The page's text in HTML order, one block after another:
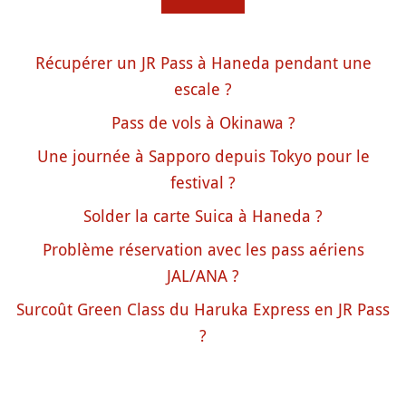
Récupérer un JR Pass à Haneda pendant une
escale ?
Pass de vols à Okinawa ?
Une journée à Sapporo depuis Tokyo pour le
festival ?
Solder la carte Suica à Haneda ?
Problème réservation avec les pass aériens
JAL/ANA ?
Surcoût Green Class du Haruka Express en JR Pass
?